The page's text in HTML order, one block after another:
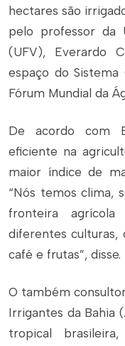
hectares são
pelo professor da
(UFV), Everardo
espaço do Sistema
Fórum Mundial da
De acordo com
eficiente na
maior índice de
“Nós temos clima,
fronteira agrícola
diferentes culturas,
café e frutas”, disse.
O também
Irrigantes da Bahia
tropical